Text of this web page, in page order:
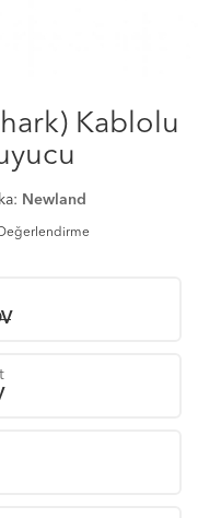
Kablolu
Newland
Değerlendirme